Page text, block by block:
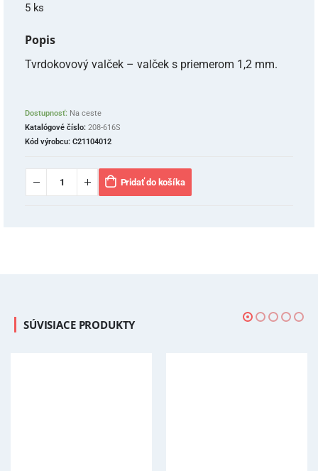
5 ks
Popis
Tvrdokovový valček – valček s priemerom 1,2 mm.
Dostupnosť: Na ceste
Katalógové číslo: 208-616S
Kód výrobcu: C21104012
Pridať do košíka
SÚVISIACE PRODUKTY